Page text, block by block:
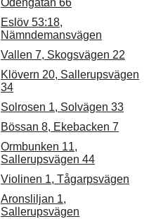
Odengatan 66
Eslöv 53:18,
Nämndemansvägen
Vallen 7, Skogsvägen 22
Klövern 20, Sallerupsvägen
34
Solrosen 1, Solvägen 33
Bössan 8, Ekebacken 7
Ormbunken 11,
Sallerupsvägen 44
Violinen 1, Tågarpsvägen
Aronsliljan 1,
Sallerupsvägen